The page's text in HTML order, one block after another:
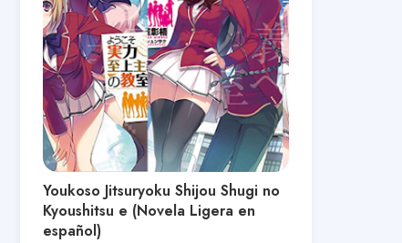
Youkoso Jitsuryoku Shijou Shugi no
Kyoushitsu e (Novela Ligera en
español)